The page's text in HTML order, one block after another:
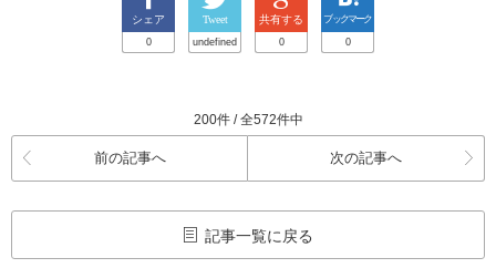
シェア
0
Tweet
undefined
共有する
0
ブックマーク
0
200件 / 全572件中
前の記事へ 次の記事へ
記事一覧に戻る